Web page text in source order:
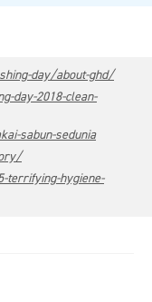
day/about-ghd/
day-2018-clean-
sabun-sedunia
hygiene-